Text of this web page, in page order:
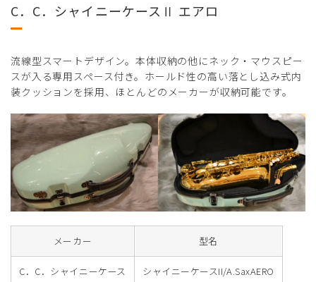
C．C．シャイニーケースⅡ エアロ
流線型スマートデザイン。本体収納の他にネック・マウスピー
スが入る専用スペース付き。ホールド性の高い落とし込み式内
装クッションを採用、ほとんどのメーカーが収納可能です。
メーカー 型名
C．C．シャイニーケース シャイニーケースII/A.SaxAERO